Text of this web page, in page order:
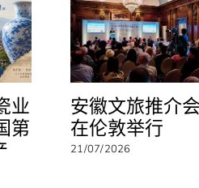
业
第
安徽文旅推介会
在伦敦举行
21/07/2026